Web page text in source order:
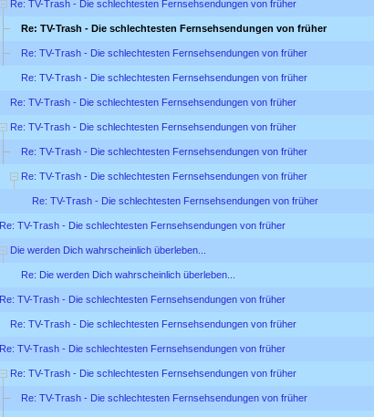
Re: TV-Trash - Die schlechtesten Fernsehsendungen von früher
Re: TV-Trash - Die schlechtesten Fernsehsendungen von früher
Re: TV-Trash - Die schlechtesten Fernsehsendungen von früher
Re: TV-Trash - Die schlechtesten Fernsehsendungen von früher
Re: TV-Trash - Die schlechtesten Fernsehsendungen von früher
Re: TV-Trash - Die schlechtesten Fernsehsendungen von früher
Re: TV-Trash - Die schlechtesten Fernsehsendungen von früher
Re: TV-Trash - Die schlechtesten Fernsehsendungen von früher
Re: TV-Trash - Die schlechtesten Fernsehsendungen von früher
Re: TV-Trash - Die schlechtesten Fernsehsendungen von früher
Die werden Dich wahrscheinlich überleben...
Re: Die werden Dich wahrscheinlich überleben...
Re: TV-Trash - Die schlechtesten Fernsehsendungen von früher
Re: TV-Trash - Die schlechtesten Fernsehsendungen von früher
Re: TV-Trash - Die schlechtesten Fernsehsendungen von früher
Re: TV-Trash - Die schlechtesten Fernsehsendungen von früher
Re: TV-Trash - Die schlechtesten Fernsehsendungen von früher